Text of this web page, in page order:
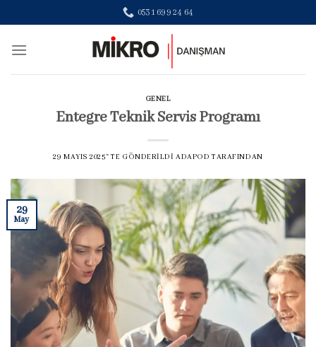
to
content
0531 699 24 64
GENEL
Entegre Teknik Servis Programı
29 MAYIS 2025’' TE GÖNDERILDI ADAPOD TARAFINDAN
29
May